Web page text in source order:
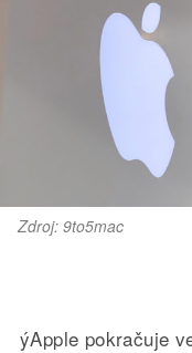
Zdroj: 9to5mac
ýApple pokračuje